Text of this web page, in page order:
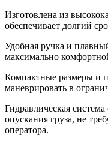
Изготовлена из
обеспечивает долгий
Удобная ручка и
максимально
Компактные размеры и
маневрировать в
Гидравлическая
опускания груза, не
оператора.